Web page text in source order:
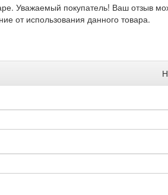
Уважаемый покупатель! Ваш отзыв
от использования данного товара.